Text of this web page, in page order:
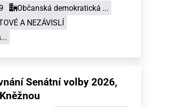
Občanská demokratická ...
A NEZÁVISLÍ
Senátní volby 2026,